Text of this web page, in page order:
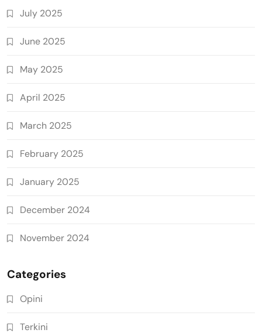
July 2025
June 2025
May 2025
April 2025
March 2025
February 2025
January 2025
December 2024
November 2024
Categories
Opini
Terkini